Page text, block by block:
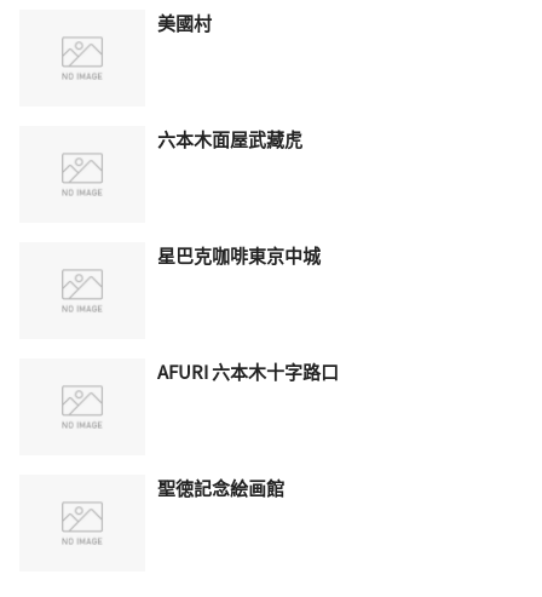
美國村
六本木面屋武藏虎
星巴克咖啡東京中城
AFURI 六本木​​十字路口
聖徳記念絵画館